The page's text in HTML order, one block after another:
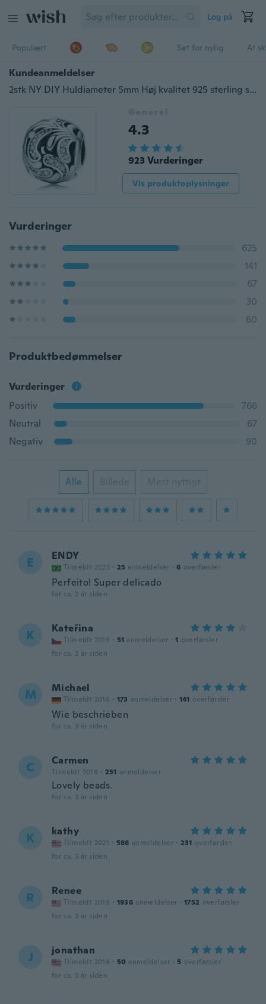
Log på
Populært Set for nylig At
Kundeanmeldelser
2stk NY DIY Huldiameter 5mm Høj kvalitet 925 sterling sølv Europæisk perle vedhæng CZ Charm Clip Sikkerhedsstopafstand Holde perler passer kvinder Pan armbånd armbånd halskæde
Generel
4.3
923 Vurderinger
Vis produktoplysninger
Vurderinger
625
141
67
30
60
Produktbedømmelser
Vurderinger
Positiv
766
Neutral
67
Negativ
90
Alle Billede Mest nyttigt
E ENDY
Tilmeldt 2023 · 25 anmeldelser · 6 overførsler
Perfeito! Super delicado
for ca. 2 år siden
K Kateřina
Tilmeldt 2019 · 51 anmeldelser · 1 overførsler
for ca. 2 år siden
M Michael
Tilmeldt 2016 · 173 anmeldelser · 141 overførsler
Wie beschrieben
for ca. 3 år siden
C Carmen
Tilmeldt 2018 · 251 anmeldelser
Lovely beads.
for ca. 3 år siden
K kathy
Tilmeldt 2021 · 586 anmeldelser · 231 overførsler
for ca. 3 år siden
R Renee
Tilmeldt 2019 · 1936 anmeldelser · 1752 overførsler
for ca. 3 år siden
J jonathan
Tilmeldt 2014 · 50 anmeldelser · 5 overførsler
for ca. 3 år siden